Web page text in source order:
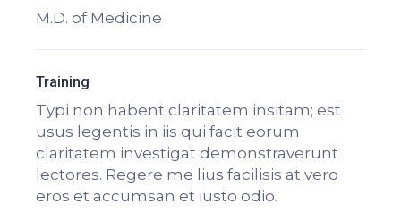
M.D. of Medicine
Training
Typi non habent claritatem insitam; est
usus legentis in iis qui facit eorum
claritatem investigat demonstraverunt
lectores. Regere me lius facilisis at vero
eros et accumsan et iusto odio.